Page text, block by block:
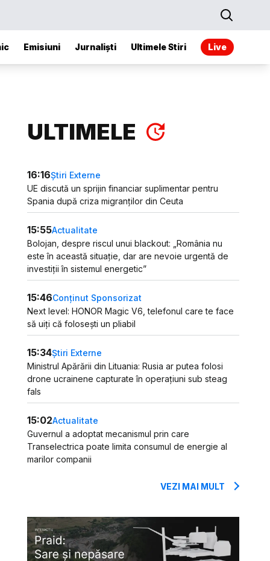
Emisiuni Jurnaliști Ultimele Stiri Live
ULTIMELE
16:16Știri Externe
UE discută un sprijin financiar suplimentar pentru
Spania după criza migranților din Ceuta
15:55Actualitate
Bolojan, despre riscul unui blackout: „România nu
este în această situație, dar are nevoie urgentă de
investiții în sistemul energetic”
15:46Conținut Sponsorizat
Next level: HONOR Magic V6, telefonul care te face
să uiți că folosești un pliabil
15:34Știri Externe
Ministrul Apărării din Lituania: Rusia ar putea folosi
drone ucrainene capturate în operațiuni sub steag
fals
15:02Actualitate
Guvernul a adoptat mecanismul prin care
Transelectrica poate limita consumul de energie al
marilor companii
VEZI MAI MULT